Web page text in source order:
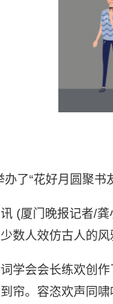
办了“花好月圆聚书
(厦门晚报记者/
数人效仿古人的风
学会会长练欢创
帘。容恣欢声同